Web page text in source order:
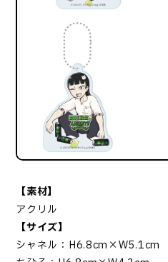
【素材】
アクリル
【サイズ】
シャネル：H6.8cm×W5.1cm